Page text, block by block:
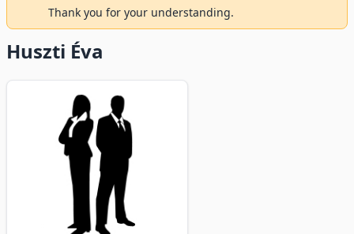
Thank you for your understanding.
Huszti Éva